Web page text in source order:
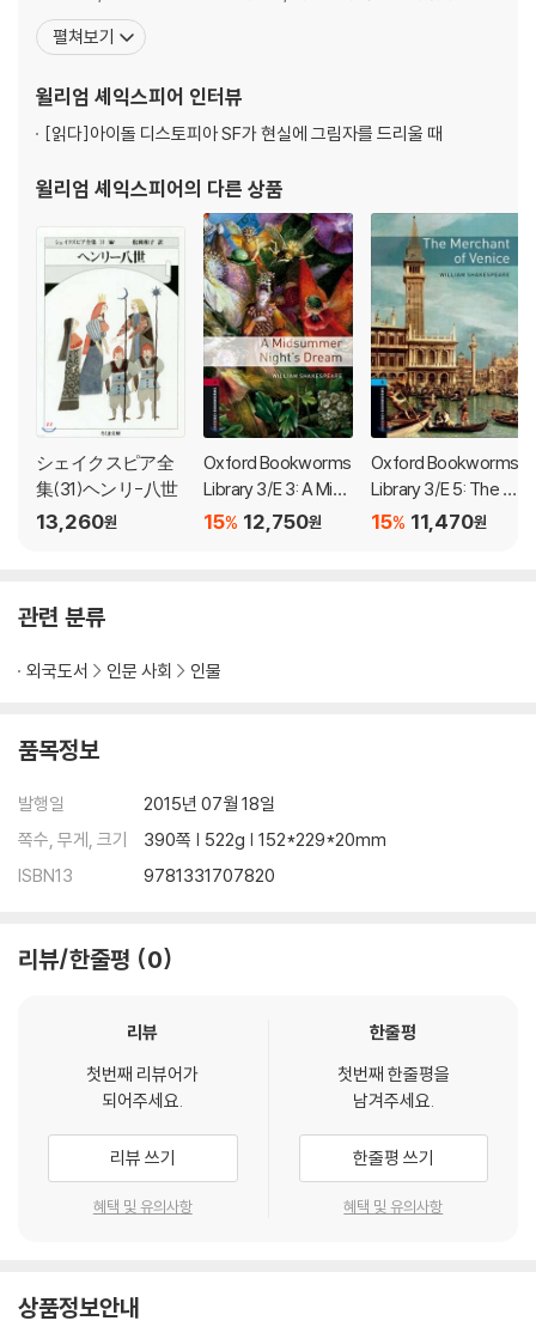
스피어는 주로 성경과 고전을 통해 읽기와 쓰기를 배웠고, 라틴어 격
언도 암송하곤 했다. 셰익스피어는 11살에 입학한 문법학교에서 문
우스의 『변신』은 셰익스피어에게 상상
펼쳐보기
윌리엄 셰익스피어 인터뷰
[읽다]아이돌 디스토피아 SF가 현실에 그림자를 드리울 때
윌리엄 셰익스피어의 다른 상품
シェイクスピア全
集(31)ヘンリ-八世
13,260원
Oxford Bookworms
Library 3/E 3: A Mids
ummer Night's Drea
12,750원
15%
Oxford Bookworms
Library 3/E 5: The M
erchant of Venice
11,470원
15%
관련 분류
외국도서 인문 사회 인물
품목정보
발행일
2015년 07월 18일
쪽수, 무게, 크기
390쪽 | 522g | 152*229*20mm
ISBN13
9781331707820
리뷰/한줄평 0
리뷰
첫번째 리뷰어가
되어주세요.
리뷰 쓰기
혜택 및 유의사항
한줄평
첫번째 한줄평을
남겨주세요.
한줄평 쓰기
혜택 및 유의사항
상품정보안내